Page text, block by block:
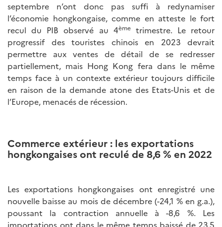
septembre n’ont donc pas suffi à redynamiser
l’économie hongkongaise, comme en atteste le fort
recul du PIB observé au 4èmetrimestre. Le retour
progressif des touristes chinois en 2023 devrait
permettre aux ventes de détail de se redresser
partiellement, mais Hong Kong fera dans le même
temps face à un contexte extérieur toujours difficile
en raison de la demande atone des Etats-Unis et de
l’Europe, menacés de récession.
Commerce extérieur : les exportations
hongkongaises ont reculé de 8,6 % en 2022
Les exportations hongkongaises ont enregistré une
nouvelle baisse au mois de décembre (-24,1 % en g.a.),
poussant la contraction annuelle à -8,6 %. Les
importations ont dans le même temps baissé de 23,5